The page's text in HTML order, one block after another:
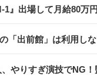
1』出場して月給80万
「出前館」は利用しな
やりすぎ演技でNG！